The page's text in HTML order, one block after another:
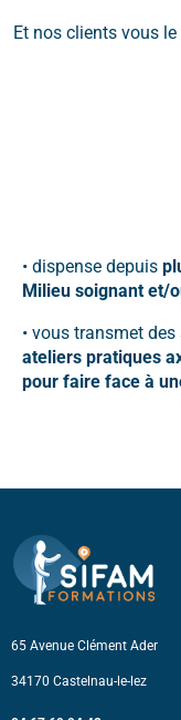
Et nos clients vous
• dispense depuis
Milieu soignant et/
• vous transmet
ateliers pratiques
pour faire face à
65 Avenue Clément Ader
34170 Castelnau-le-lez